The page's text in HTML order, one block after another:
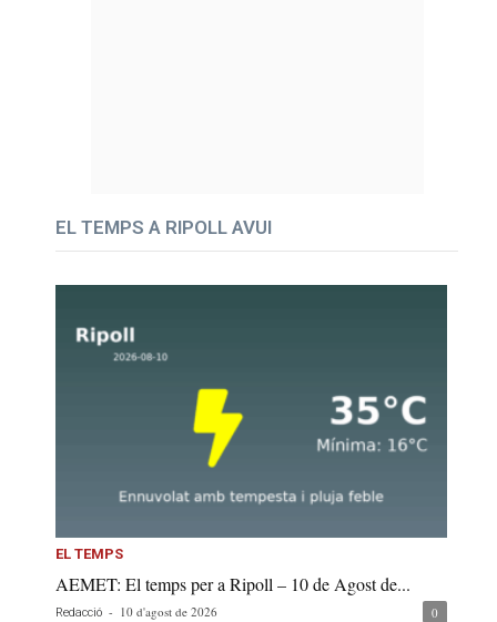
EL TEMPS A RIPOLL AVUI
EL TEMPS
AEMET: El temps per a Ripoll – 10 de Agost de...
Redacció - 10 d'agost de 2026 0